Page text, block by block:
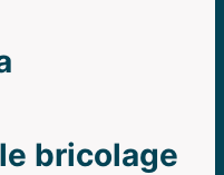
bricolage